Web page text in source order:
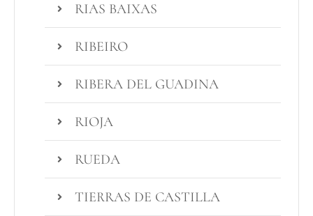
RIAS BAIXAS
RIBEIRO
RIBERA DEL GUADINA
RIOJA
RUEDA
TIERRAS DE CASTILLA